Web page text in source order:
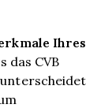
Ihres
das CVB